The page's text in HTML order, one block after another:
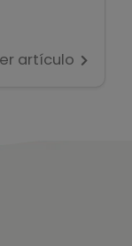
artículo